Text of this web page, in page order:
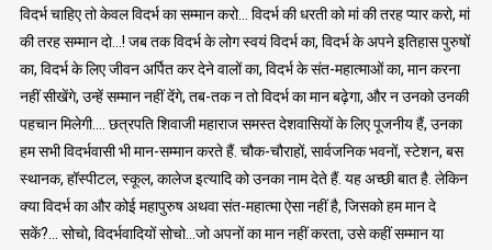
विदर्भ चाहिए तो केवल विदर्भ का सम्मान करो… विदर्भ की धरती को मां की तरह प्यार करो, मां
की तरह सम्मान दो…! जब तक विदर्भ के लोग स्वयं विदर्भ का, विदर्भ के अपने इतिहास पुरुषों
का, विदर्भ के लिए जीवन अर्पित कर देने वालों का, विदर्भ के संत-महात्माओं का, मान करना
नहीं सीखेंगे, उन्हें सम्मान नहीं देंगे, तब-तक न तो विदर्भ का मान बढ़ेगा, और न उनको उनकी
पहचान मिलेगी…. छत्रपति शिवाजी महाराज समस्त देशवासियों के लिए पूजनीय हैं, उनका
हम सभी विदर्भवासी भी मान-सम्मान करते हैं. चौक-चौराहों, सार्वजनिक भवनों, स्टेशन, बस
स्थानक, हॉस्पीटल, स्कूल, कालेज इत्यादि को उनका नाम देते हैं. यह अच्छी बात है. लेकिन
क्या विदर्भ का और कोई महापुरुष अथवा संत-महात्मा ऐसा नहीं है, जिसको हम मान दे
सकें?… सोचो, विदर्भवादियों सोचो…जो अपनों का मान नहीं करता, उसे कहीं सम्मान या